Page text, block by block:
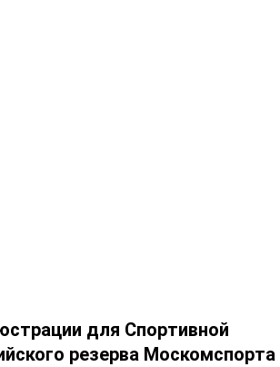
для Спортивной
резерва Москомспорта